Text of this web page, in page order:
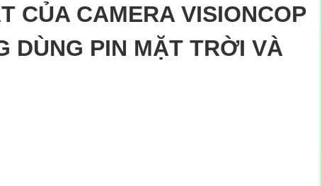
CỦA CAMERA VISIONCOP
DÙNG PIN MẶT TRỜI VÀ